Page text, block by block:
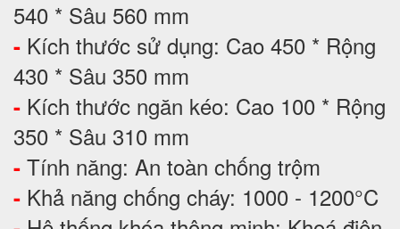
540 * Sâu 560 mm
- Kích thước sử dụng: Cao 450 * Rộng
430 * Sâu 350 mm
- Kích thước ngăn kéo: Cao 100 * Rộng
350 * Sâu 310 mm
- Tính năng: An toàn chống trộm
- Khả năng chống cháy: 1000 - 1200°C